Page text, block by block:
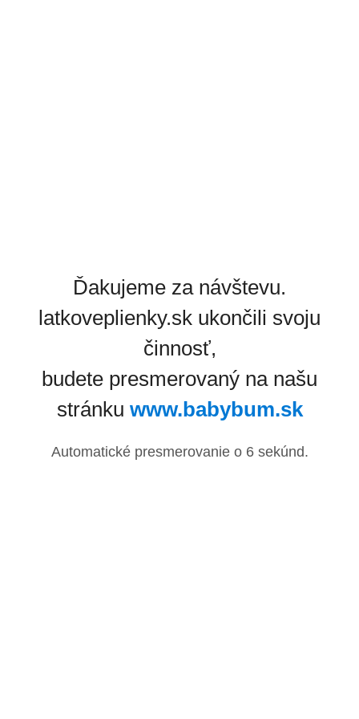
Ďakujeme za návštevu.
latkoveplienky.sk ukončili svoju
činnosť,
budete presmerovaný na našu
stránku www.babybum.sk
Automatické presmerovanie o 6sekúnd.